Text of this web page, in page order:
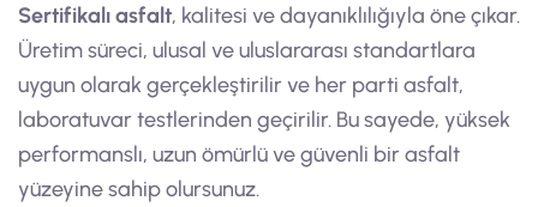
Sertifikalı asfalt, kalitesi ve dayanıklılığıyla öne çıkar.
Üretim süreci, ulusal ve uluslararası standartlara
uygun olarak gerçekleştirilir ve her parti asfalt,
laboratuvar testlerinden geçirilir. Bu sayede, yüksek
performanslı, uzun ömürlü ve güvenli bir asfalt
yüzeyine sahip olursunuz.